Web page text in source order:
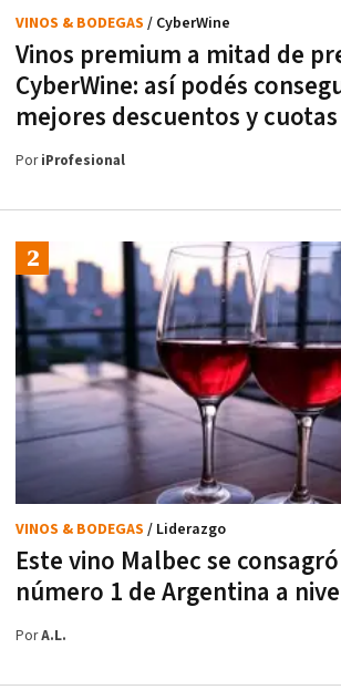
Vinos premium a mitad de
CyberWine: así podés
mejores descuentos y
VINOS & BODEGAS / CyberWine
PoriProfesional
Este vino Malbec se
número 1 de Argentina a
VINOS & BODEGAS / Liderazgo
PorA.L.